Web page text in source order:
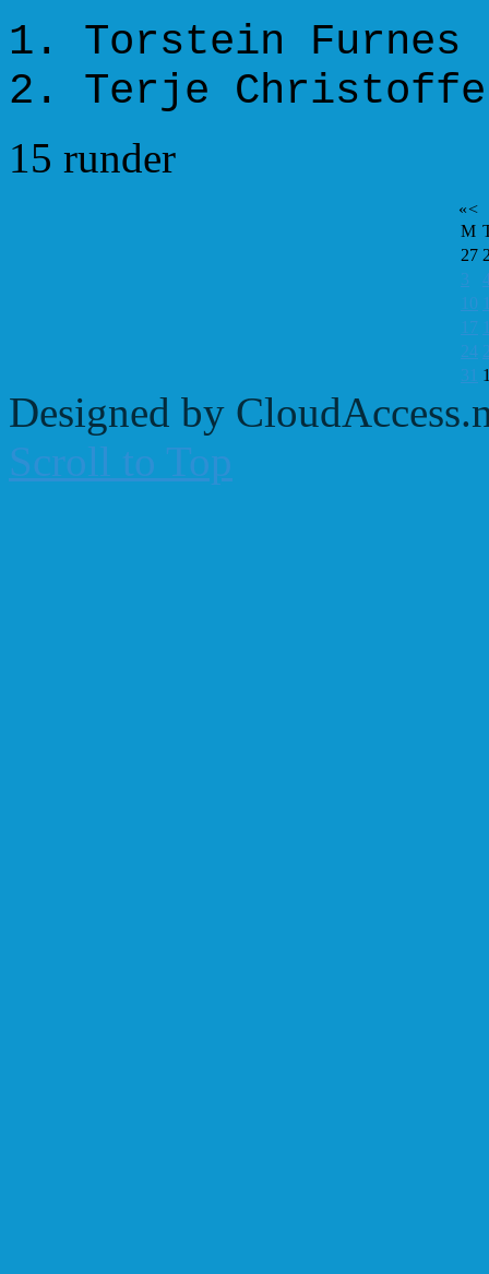
1. Torstein
2. Terje
15 runder
«<
M
27
3
10
17
24
31
Designed by
Scroll to Top